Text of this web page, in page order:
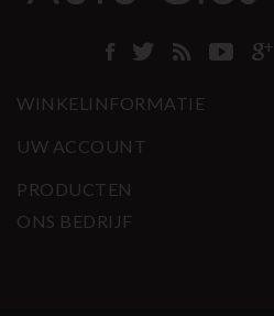
WINKELINFORMATIE
UW ACCOUNT
PRODUCTEN
ONS BEDRIJF